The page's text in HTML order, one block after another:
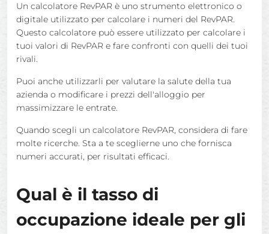
Un calcolatore RevPAR è uno strumento elettronico o
digitale utilizzato per calcolare i numeri del RevPAR.
Questo calcolatore può essere utilizzato per calcolare i
tuoi valori di RevPAR e fare confronti con quelli dei tuoi
rivali.
Puoi anche utilizzarli per valutare la salute della tua
azienda o modificare i prezzi dell'alloggio per
massimizzare le entrate.
Quando scegli un calcolatore RevPAR, considera di fare
molte ricerche. Sta a te sceglierne uno che fornisca
numeri accurati, per risultati efficaci.
Qual è il tasso di
occupazione ideale per gli